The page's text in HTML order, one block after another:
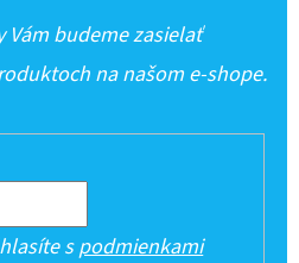
Vám budeme zasielať
na našom e-shope.
spodmienkami